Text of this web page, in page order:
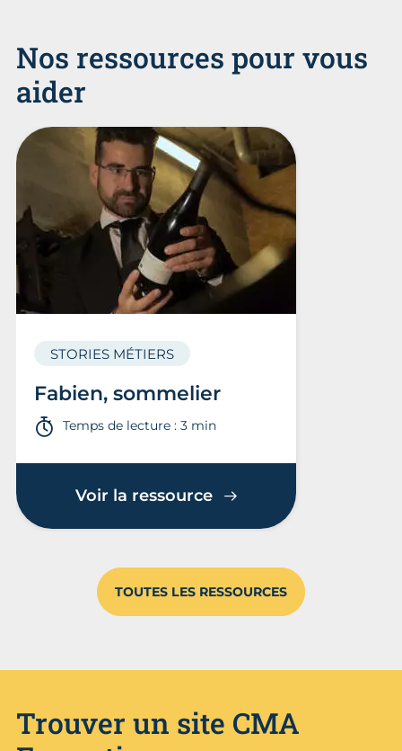
Nos ressources pour vous
aider
Fabien, sommelier
STORIES MÉTIERS
Temps de lecture : 3 min
Voir la ressource
TOUTES LES RESSOURCES
Trouver un site CMA